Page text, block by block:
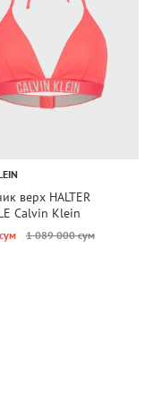
верх HALTER
Calvin Klein
1 089 000 сум